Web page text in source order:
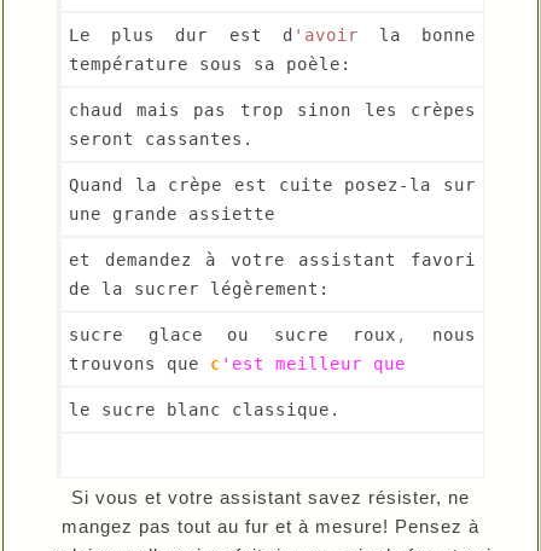
Le plus dur est d 'avoir la bonne
température sous sa poèle:
chaud mais pas trop sinon les crèpes
seront cassantes.
Quand la crèpe est cuite posez-la sur
une grande assiette
et demandez à votre assistant favori
de la sucrer légèrement:
sucre glace ou sucre roux ,
nous
trouvons que c 'est meilleur que
le sucre blanc classique.
Si vous et votre assistant savez résister, ne
mangez pas tout au fur et à mesure! Pensez à